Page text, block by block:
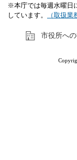
※本庁では毎週水曜日
しています。
（取扱業
市役所へ